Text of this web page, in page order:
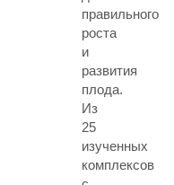
правильного
роста
и
развития
плода.
Из
25
изученных
комплексов